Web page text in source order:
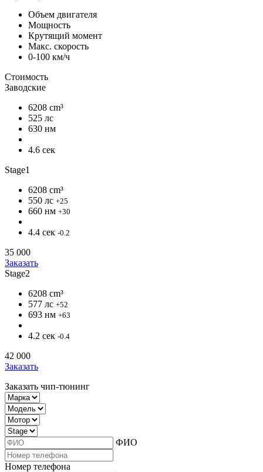
Объем двигателя
Мощность
Крутящий момент
Макс. скорость
0-100 км/ч
Стоимость
Заводские
6208 cm³
525 лс
630 нм
4.6 сек
Stage1
6208 cm³
550 лс +25
660 нм +30
4.4 сек -0.2
35 000
Заказать
Stage2
6208 cm³
577 лс +52
693 нм +63
4.2 сек -0.4
42 000
Заказать
Заказать чип-тюнинг
ФИО
Номер телефона